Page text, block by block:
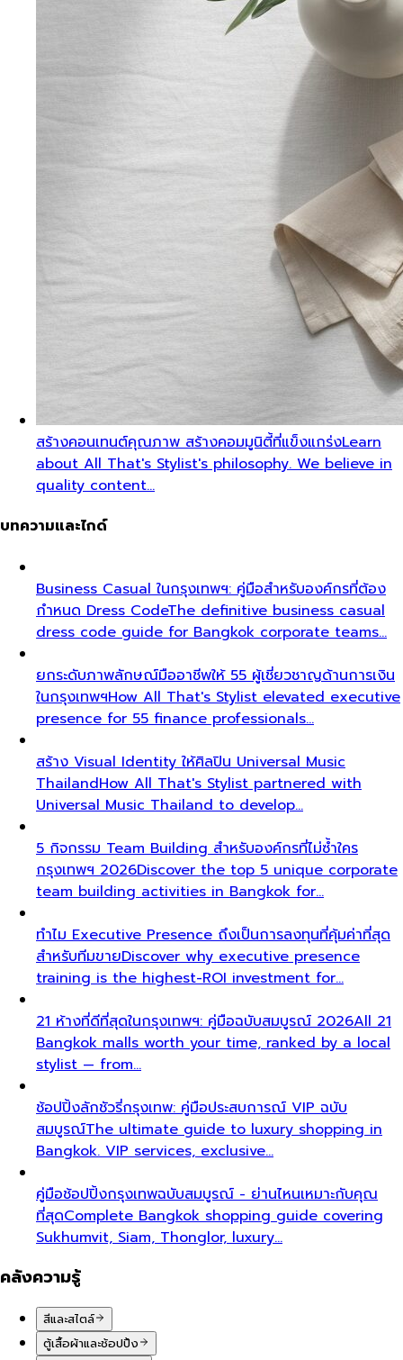
สร้างคอนเทนต์คุณภาพ สร้างคอมมูนิตี้ที่แข็งแกร่งLearn
about All That's Stylist's philosophy. We believe in
quality content…
บทความและไกด์
Business Casual ในกรุงเทพฯ: คู่มือสำหรับองค์กรที่ต้อง
กำหนด Dress CodeThe definitive business casual
dress code guide for Bangkok corporate teams…
ยกระดับภาพลักษณ์มืออาชีพให้ 55 ผู้เชี่ยวชาญด้านการเงิน
ในกรุงเทพฯHow All That's Stylist elevated executive
presence for 55 finance professionals…
สร้าง Visual Identity ให้ศิลปิน Universal Music
ThailandHow All That's Stylist partnered with
Universal Music Thailand to develop…
5 กิจกรรม Team Building สำหรับองค์กรที่ไม่ซ้ำใคร
กรุงเทพฯ 2026Discover the top 5 unique corporate
team building activities in Bangkok for…
ทำไม Executive Presence ถึงเป็นการลงทุนที่คุ้มค่าที่สุด
สำหรับทีมขายDiscover why executive presence
training is the highest-ROI investment for…
21 ห้างที่ดีที่สุดในกรุงเทพฯ: คู่มือฉบับสมบูรณ์ 2026All 21
Bangkok malls worth your time, ranked by a local
stylist — from…
ช้อปปิ้งลักชัวรี่กรุงเทพ: คู่มือประสบการณ์ VIP ฉบับ
สมบูรณ์The ultimate guide to luxury shopping in
Bangkok. VIP services, exclusive…
คู่มือช้อปปิ้งกรุงเทพฉบับสมบูรณ์ - ย่านไหนเหมาะกับคุณ
ที่สุดComplete Bangkok shopping guide covering
Sukhumvit, Siam, Thonglor, luxury…
คลังความรู้
สีและสไตล์
ตู้เสื้อผ้าและช้อปปิ้ง